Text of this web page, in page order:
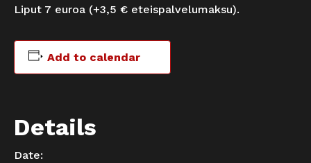
Liput 7 euroa (+3,5 € eteispalvelumaksu).
Add to calendar
Details
Date: